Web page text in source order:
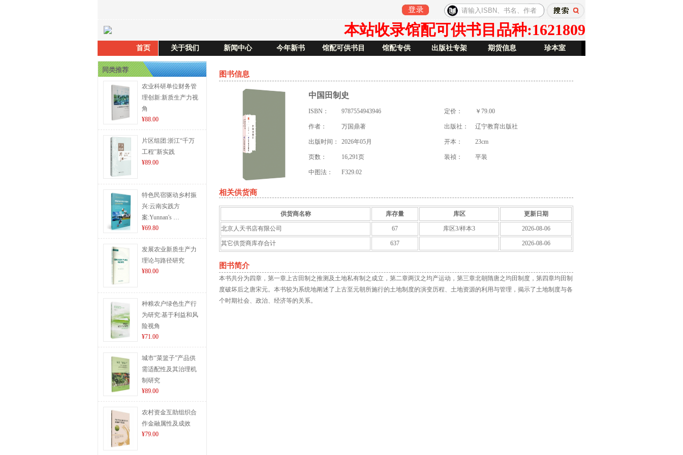
本站收录馆配可供书目品种:1621809
首页 关于我们 新闻中心 今年新书 馆配可供书目 馆配专供 出版社专架 期货信息 珍本室
同类推荐
农业科研单位财务管
理创新:新质生产力视
角
¥88.00
片区组团:浙江“千万
工程”新实践
¥89.00
特色民宿驱动乡村振
兴:云南实践方
案:Yunnan's …
¥69.80
发展农业新质生产力
理论与路径研究
¥80.00
种粮农户绿色生产行
为研究:基于利益和风
险视角
¥71.00
城市“菜篮子”产品供
需适配性及其治理机
制研究
¥89.00
农村资金互助组织合
作金融属性及成效
¥79.00
图书信息
中国田制史
ISBN： 9787554943946 定价： ￥79.00
作者： 万国鼎著 出版社： 辽宁教育出版社
出版时间： 2026年05月 开本： 23cm
页数： 16,291页 装祯： 平装
中图法： F329.02
相关供货商
供货商名称 库存量 库区 更新日期
北京人天书店有限公司 67 库区3/样本3 2026-08-06
其它供货商库存合计 637 2026-08-06
图书简介
本书共分为四章，第一章上古田制之推测及土地私有制之成立，第二章两汉之均产运动，第三章北朝隋唐之均田制度，第四章均田制
度破坏后之唐宋元。本书较为系统地阐述了上古至元朝所施行的土地制度的演变历程、土地资源的利用与管理，揭示了土地制度与各
个时期社会、政治、经济等的关系。